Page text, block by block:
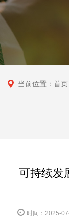
当前位置： 首页
可持续发
时间：2025-